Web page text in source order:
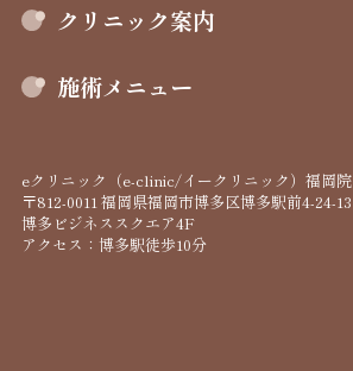
クリニック案内
施術メニュー
eクリニック（e-clinic/イークリニック）福岡院
〒812-0011 福岡県福岡市博多区博多駅前4-24-13
博多ビジネススクエア4F
アクセス：博多駅徒歩10分